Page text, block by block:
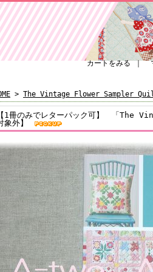
カートをみる｜
> The Vintage Flower Sampler
1冊のみでレターパック可】 「The
象外】